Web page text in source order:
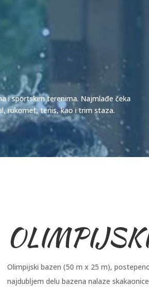
i sportskim terenima. Najmlađe čeka
rukomet, tenis, kao i trim staza.
Olimpijski bazen (50 m x 25 m),
najdubljem delu bazena nalaze